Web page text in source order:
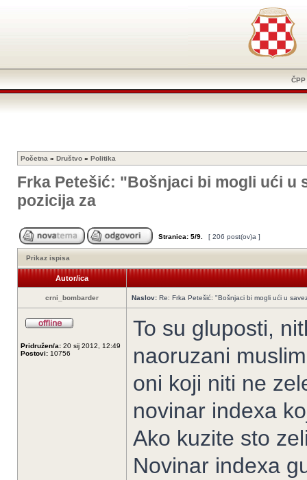
ČPP
Početna » Društvo » Politika
Frka Petešić: "Bošnjaci bi mogli ući u
pozicija za
Stranica: 5/9 [ 206 post(ov)a ]
Prikaz ispisa
Autor/ica
crni_bombarder Naslov: Re: Frka Petešić: "Bošnjaci bi mogli ući u
Pridružen/a: 20 sij 2012, 12:49
Postovi: 10756
To su gluposti,
naoruzani
oni koji niti ne
novinar indexa
Ako kuzite sto
Novinar indexa